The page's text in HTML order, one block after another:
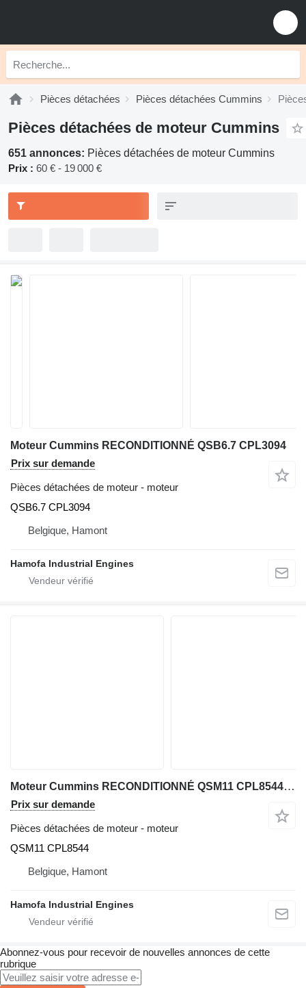
Pièces détachées Pièces détachées Cummins
Pièces détachées de moteur Cummins
651 annonces: Pièces détachées de moteur Cummins
Prix : 60 € - 19 000 €
Moteur Cummins RECONDITIONNÉ QSB6.7 CPL3094
Prix sur demande
Pièces détachées de moteur - moteur
QSB6.7 CPL3094
Belgique, Hamont
Hamofa Industrial Engines
Moteur Cummins RECONDITIONNÉ QSM11 CPL8544 pour matériel de TP
Prix sur demande
Pièces détachées de moteur - moteur
QSM11 CPL8544
Belgique, Hamont
Hamofa Industrial Engines
Abonnez-vous pour recevoir de nouvelles annonces de cette
rubrique